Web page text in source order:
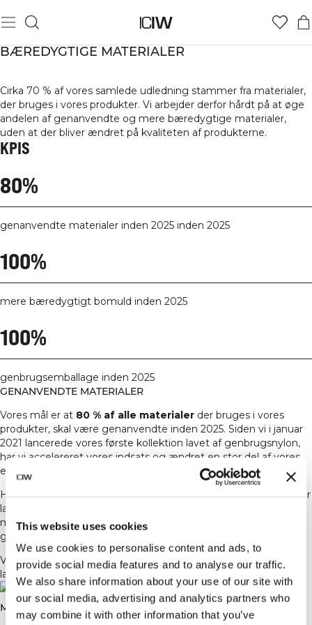
This website uses cookies
We use cookies to personalise content and ads, to
provide social media features and to analyse our traffic.
We also share information about your use of our site with
our social media, advertising and analytics partners who
may combine it with other information that you’ve
BÆREDYGTIGE MATERIALER
Cirka 70 % af vores samlede udledning stammer fra materialer,
der bruges i vores produkter. Vi arbejder derfor hårdt på at øge
andelen af genanvendte og mere bæredygtige materialer,
uden at der bliver ændret på kvaliteten af produkterne.
KPIS
80%
genanvendte materialer inden 2025 inden 2025
100%
mere bæredygtigt bomuld inden 2025
100%
genbrugsemballage inden 2025
GENANVENDTE MATERIALER
Vores mål er at 80 % af alle materialer der bruges i vores
produkter, skal være genanvendte inden 2025. Siden vi i januar
2021 lancerede vores første kollektion lavet af genbrugsnylon,
har vi accelereret vores indsats og ændret en stor del af vores
eksisterende og nye kollektioner til genbrugsmaterialer.
Hele60 % af de nye produkter, der lanceres i løbet af 2022, er
lavet i delvist genanvendt polyester eller polyamid. Disse
materialer er ofte lavet af plastikaffald fra f.eks. PET-flasker eller
gamle fiskenet, der smeltes om og spindes til nye fibre.
Vi tilstræber også at få100 % af vores sømløse produkter
lavet af genbrugsmaterialer, og har allerede nået ca. 86%.
MERE BÆREDYGTIG BOMULD